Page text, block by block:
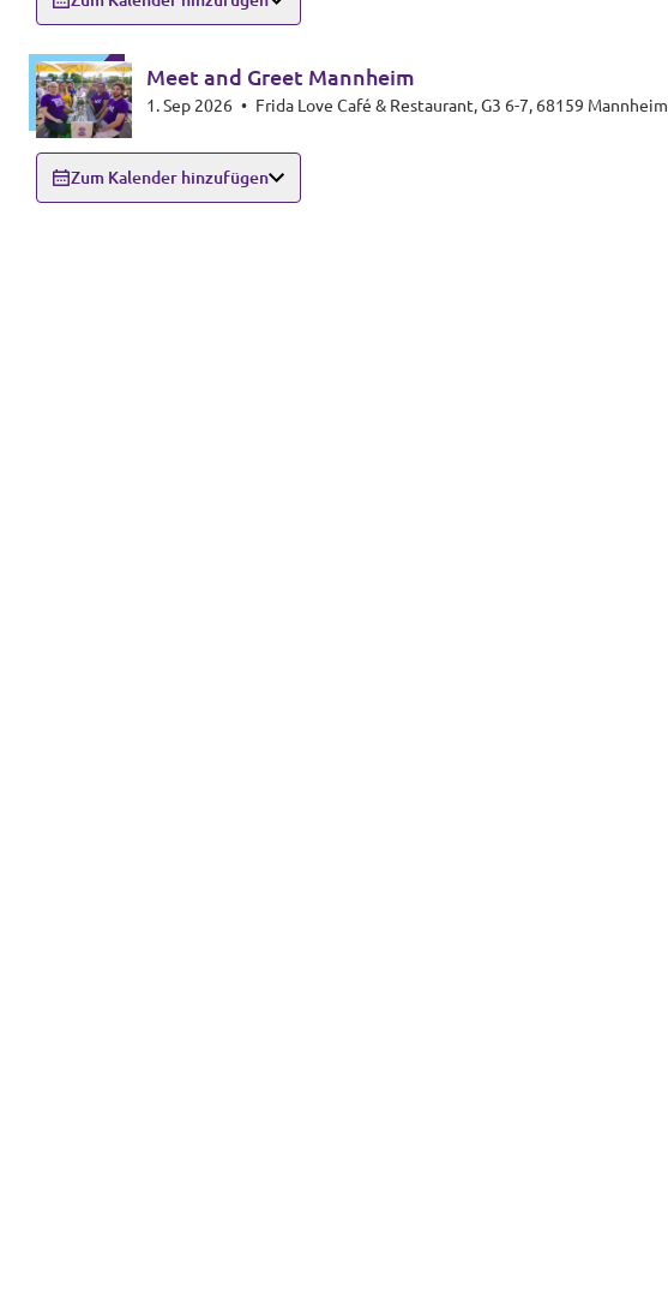
Meet and Greet Mannheim
1. Sep 2026 • Frida Love Café & Restaurant, G3 6-7, 68159 Mannheim
Zum Kalender hinzufügen